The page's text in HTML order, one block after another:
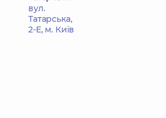
вул.
Татарська,
2-Е, м. Київ